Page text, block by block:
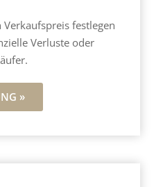
festlegen
Verluste oder
»